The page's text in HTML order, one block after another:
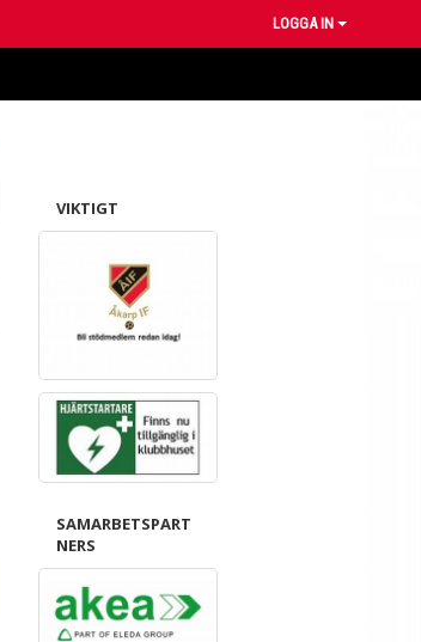
LOGGA IN
VIKTIGT
SAMARBETSPART
NERS